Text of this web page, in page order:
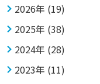
2026年 (19)
2025年 (38)
2024年 (28)
2023年 (11)